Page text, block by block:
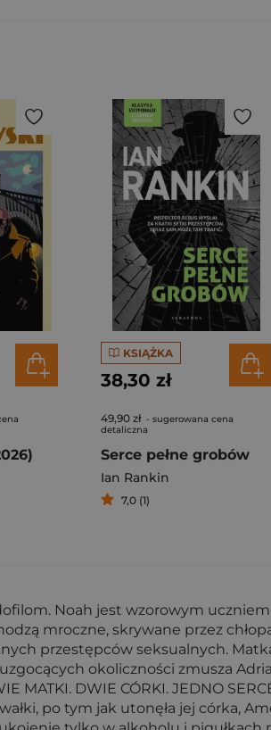
KSIĄŻKA
38,30 zł
49,90 zł - sugerowana cena
detaliczna
Serce pełne grobów
Ian Rankin
7,0 (1)
Noah jest wzorowym
mroczne, skrywane przez
przestępców seksualnych.
okoliczności zmusza
DWIE CÓRKI. JEDNO
po tym jak utonęła jej córka,